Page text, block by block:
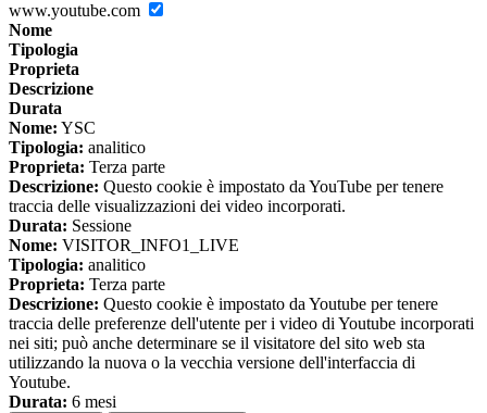
www.youtube.com
Nome
Tipologia
Proprieta
Descrizione
Durata
Nome: YSC
Tipologia: analitico
Proprieta: Terza parte
Descrizione: Questo cookie è impostato da YouTube per tenere
traccia delle visualizzazioni dei video incorporati.
Durata: Sessione
Nome: VISITOR_INFO1_LIVE
Tipologia: analitico
Proprieta: Terza parte
Descrizione: Questo cookie è impostato da Youtube per tenere
traccia delle preferenze dell'utente per i video di Youtube incorporati
nei siti; può anche determinare se il visitatore del sito web sta
utilizzando la nuova o la vecchia versione dell'interfaccia di
Youtube.
Durata: 6 mesi